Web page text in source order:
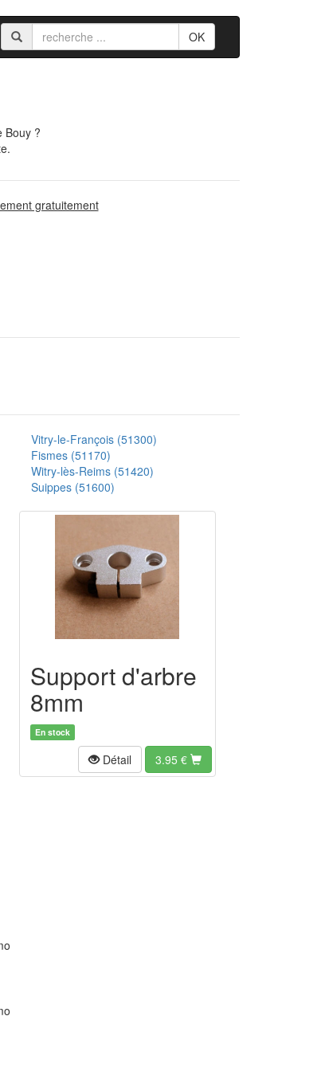
OK
Bouy ?
gratuitement
Vitry-le-François (51300)
Fismes (51170)
Witry-lès-Reims (51420)
Suippes (51600)
Support d'arbre
8mm
En stock
Détail 3.95 €